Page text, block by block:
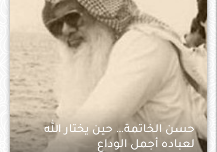
حسن الخاتمة… حين يختار الله
لعباده أجمل الوداع